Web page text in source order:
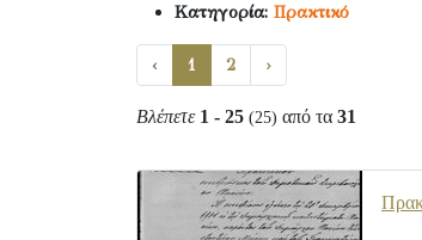
Κατηγορία: Πρακτικό
‹ 1 2 ›
Βλέπετε 1 - 25 (25) από τα 31